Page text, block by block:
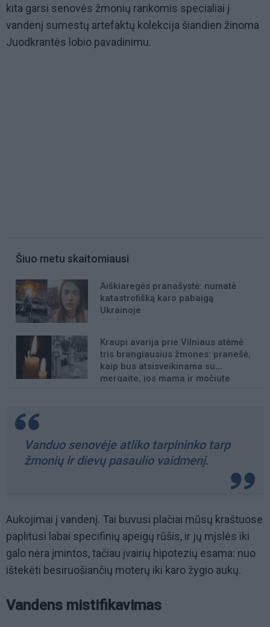
kita garsi senovės žmonių rankomis specialiai į
vandenį sumestų artefaktų kolekcija šiandien žinoma
Juodkrantės lobio pavadinimu.
Šiuo metu skaitomiausi
Aiškiaregės pranašystė: numatė
katastrofišką karo pabaigą
Ukrainoje
Kraupi avarija prie Vilniaus atėmė
tris brangiausius žmones: pranešė,
kaip bus atsisveikinama su
mergaite, jos mama ir močiute
Vanduo senovėje atliko tarpininko tarp
žmonių ir dievų pasaulio vaidmenį.
Aukojimai į vandenį. Tai buvusi plačiai mūsų kraštuose
paplitusi labai specifinių apeigų rūšis, ir jų mįslės iki
galo nėra įmintos, tačiau įvairių hipotezių esama: nuo
ištekėti besiruošiančių moterų iki karo žygio aukų.
Vandens mistifikavimas